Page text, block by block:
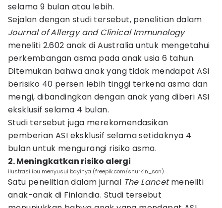
selama 9 bulan atau lebih.
Sejalan dengan studi tersebut, penelitian dalam
Journal of Allergy and Clinical Immunology
meneliti 2.602 anak di Australia untuk mengetahui
perkembangan asma pada anak usia 6 tahun.
Ditemukan bahwa anak yang tidak mendapat ASI
berisiko 40 persen lebih tinggi terkena asma dan
mengi, dibandingkan dengan anak yang diberi ASI
eksklusif selama 4 bulan.
Studi tersebut juga merekomendasikan
pemberian ASI eksklusif selama setidaknya 4
bulan untuk mengurangi risiko asma.
2. Meningkatkan risiko alergi
ilustrasi ibu menyusui bayinya (freepik.com/shurkin_son)
Satu penelitian dalam jurnal The Lancetmeneliti
anak-anak di Finlandia. Studi tersebut